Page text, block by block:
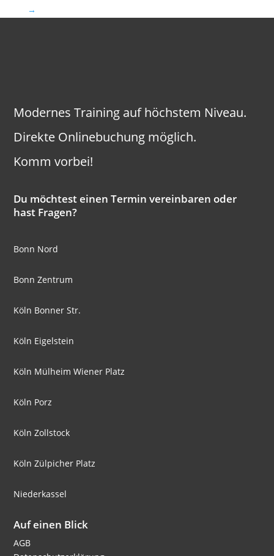
→
Modernes Training auf höchstem Niveau.
Direkte Onlinebuchung möglich.
Komm vorbei!
Du möchtest einen Termin vereinbaren oder
hast Fragen?
Bonn Nord
Bonn Zentrum
Köln Bonner Str.
Köln Eigelstein
Köln Mülheim Wiener Platz
Köln Porz
Köln Zollstock
Köln Zülpicher Platz
Niederkassel
Auf einen Blick
AGB